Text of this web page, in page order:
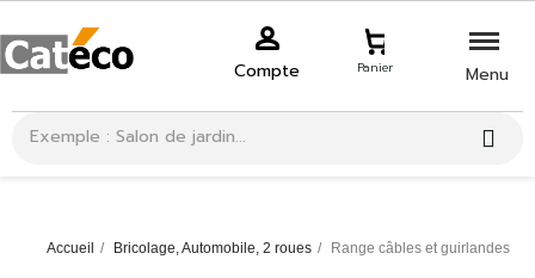
Compte Panier Menu
Accueil Bricolage, Automobile, 2 roues Range câbles et guirlandes